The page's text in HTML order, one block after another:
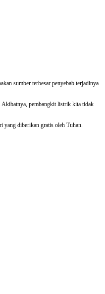
sumber terbesar penyebab terjadinya
Akibatnya, pembangkit listrik kita tidak
yang diberikan gratis oleh Tuhan.